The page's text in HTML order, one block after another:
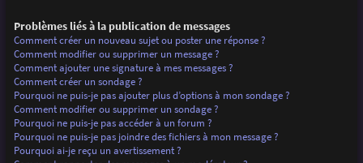
Problèmes liés à la publication de messages
Comment créer un nouveau sujet ou poster une réponse ?
Comment modifier ou supprimer un message ?
Comment ajouter une signature à mes messages ?
Comment créer un sondage ?
Pourquoi ne puis-je pas ajouter plus d’options à mon sondage ?
Comment modifier ou supprimer un sondage ?
Pourquoi ne puis-je pas accéder à un forum ?
Pourquoi ne puis-je pas joindre des fichiers à mon message ?
Pourquoi ai-je reçu un avertissement ?